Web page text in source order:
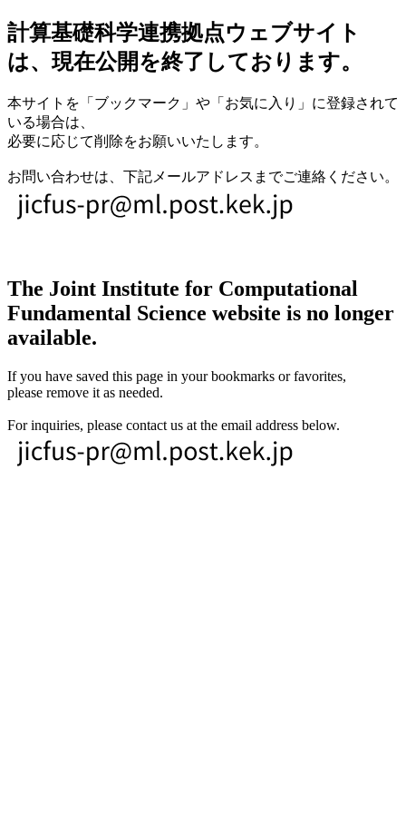
計算基礎科学連携拠点ウェブサイト
は、現在公開を終了しております。
本サイトを「ブックマーク」や「お気に入り」に登録されて
いる場合は、
必要に応じて削除をお願いいたします。
お問い合わせは、下記メールアドレスまでご連絡ください。
The Joint Institute for Computational
Fundamental Science website is no longer
available.
If you have saved this page in your bookmarks or favorites,
please remove it as needed.
For inquiries, please contact us at the email address below.